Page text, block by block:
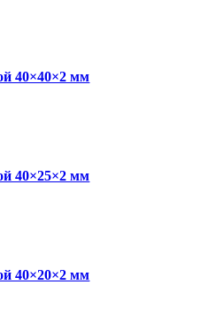
40×40×2 мм
40×25×2 мм
40×20×2 мм